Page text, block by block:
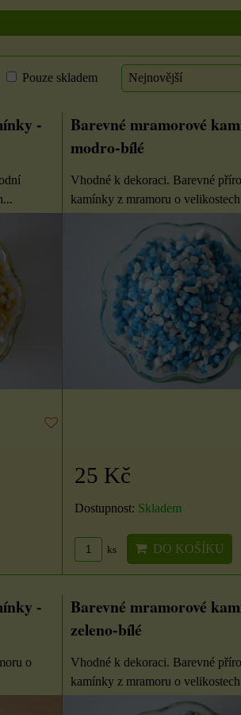
Nejnovější
Pouze skladem
-
Barevné mramorové
modro-bílé
Vhodné k dekoraci. Barevné
kamínky z mramoru o
25 Kč
Dostupnost: Skladem
ks DO KOŠÍKU
-
o
Barevné mramorové
zeleno-bílé
Vhodné k dekoraci. Barevné
kamínky z mramoru o